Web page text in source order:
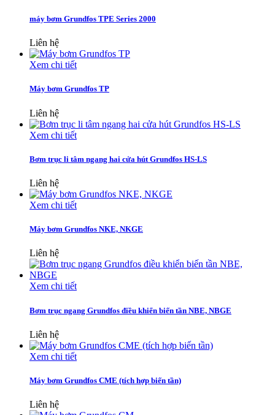
máy bơm Grundfos TPE Series 2000
Liên hệ
Xem chi tiết
Máy bơm Grundfos TP
Liên hệ
Xem chi tiết
Bơm trục li tâm ngang hai cửa hút Grundfos HS-LS
Liên hệ
Xem chi tiết
Máy bơm Grundfos NKE, NKGE
Liên hệ
Xem chi tiết
Bơm trục ngang Grundfos điều khiển biến tần NBE, NBGE
Liên hệ
Xem chi tiết
Máy bơm Grundfos CME (tích hợp biến tần)
Liên hệ